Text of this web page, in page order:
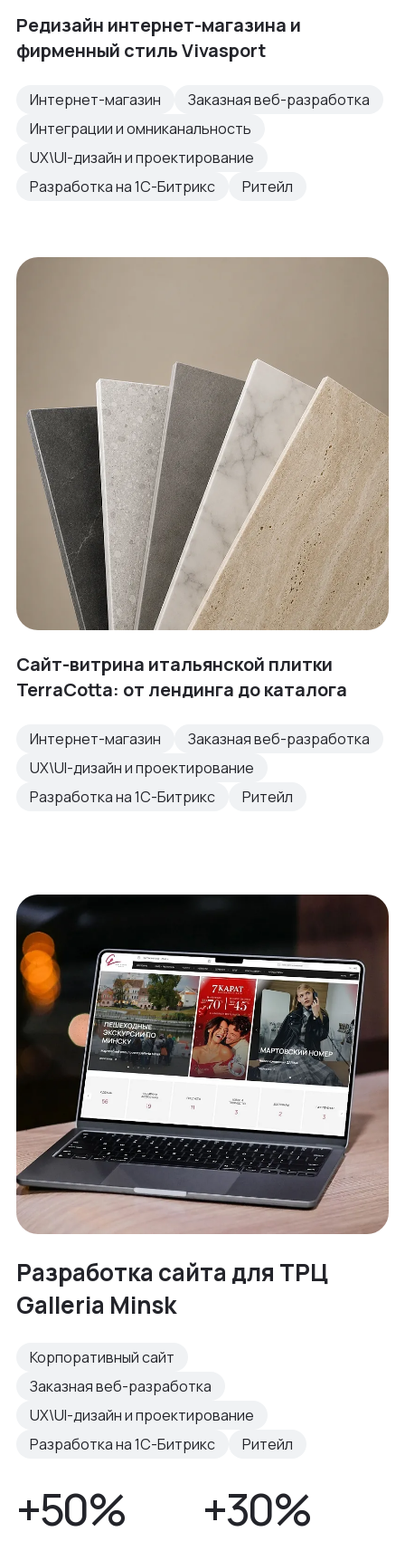
Редизайн интернет-магазина и
фирменный стиль Vivasport
Интернет-магазин
Заказная веб-разработка
Интеграции и омниканальность
UX\UI-дизайн и проектирование
Разработка на 1С-Битрикс
Ритейл
Сайт-витрина итальянской плитки
TerraCotta: от лендинга до каталога
Интернет-магазин
Заказная веб-разработка
UX\UI-дизайн и проектирование
Разработка на 1С-Битрикс
Ритейл
Разработка сайта для ТРЦ
Galleria Minsk
Корпоративный сайт
Заказная веб-разработка
UX\UI-дизайн и проектирование
Разработка на 1С-Битрикс
Ритейл
+50% +30%